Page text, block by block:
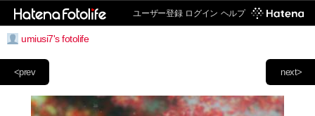
ユーザー登録 ログイン ヘルプ
umiusi7's fotolife
next>
<prev